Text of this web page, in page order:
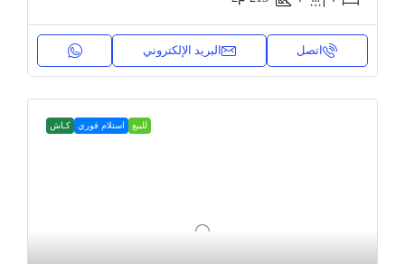
اتصل البريد الإلكتروني
للبيع استلام فوري كـاش